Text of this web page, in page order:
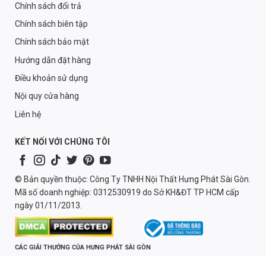
Chính sách đổi trả
Chính sách biên tập
Chính sách bảo mật
Hướng dẫn đặt hàng
Điều khoản sử dụng
Nội quy cửa hàng
Liên hệ
KẾT NỐI VỚI CHÚNG TÔI
© Bản quyền thuộc: Công Ty TNHH Nội Thất Hưng Phát Sài Gòn.
Mã số doanh nghiệp: 0312530919 do Sở KH&ĐT TP HCM cấp
ngày 01/11/2013.
CÁC GIẢI THƯỞNG CỦA HƯNG PHÁT SÀI GÒN